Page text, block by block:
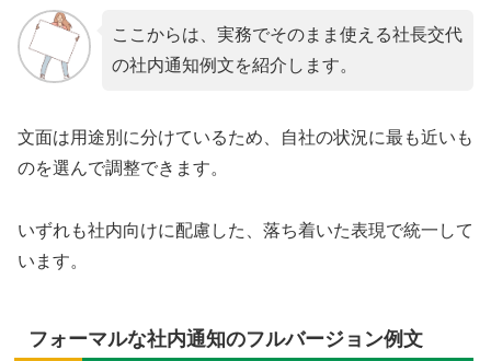
ここからは、実務でそのまま使える社長交代
の社内通知例文を紹介します。
文面は用途別に分けているため、自社の状況に最も近いも
のを選んで調整できます。
いずれも社内向けに配慮した、落ち着いた表現で統一して
います。
フォーマルな社内通知のフルバージョン例文